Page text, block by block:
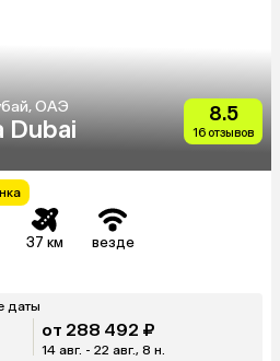
ОАЭ
Dubai
8.5
16 отзывов
37 км везде
даты
от 288 492 ₽
14 авг. - 22 авг., 8 н.